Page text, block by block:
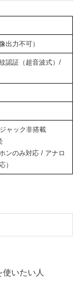
出力不可）
認証（超音波式）/
ャック非搭載
ンのみ対応 / アナロ
）
いたい人